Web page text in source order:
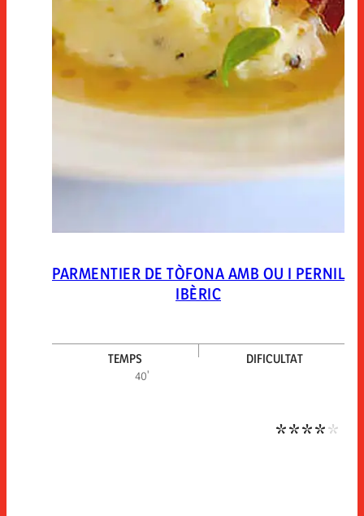
PARMENTIER DE TÒFONA AMB OU I PERNIL
IBÈRIC
TEMPS
40'
DIFICULTAT